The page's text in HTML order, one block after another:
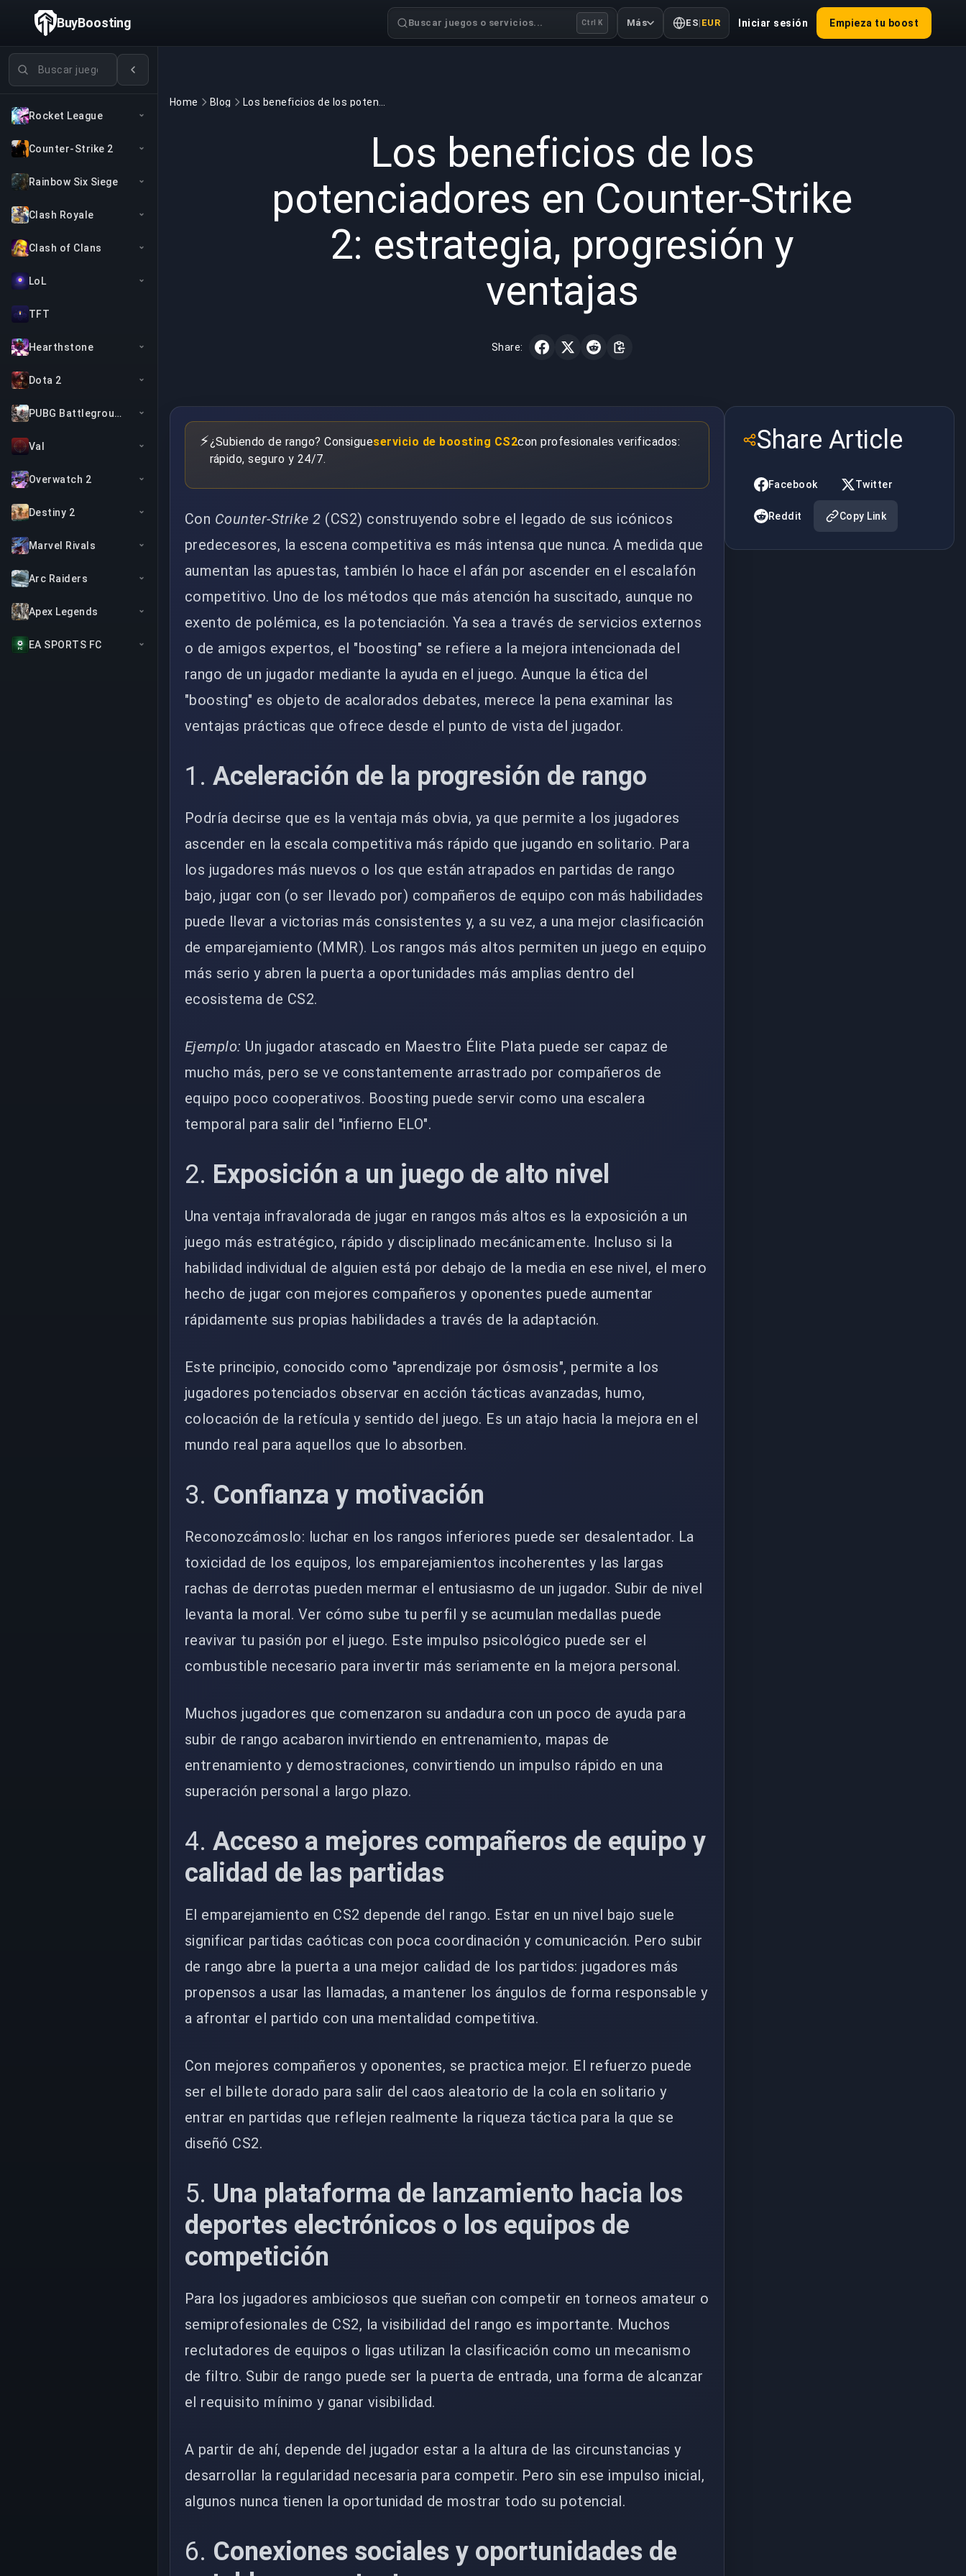
Buscar juegos
Rocket League
Counter-Strike 2
Rainbow Six Siege
Clash Royale
Clash of Clans
LoL
TFT
Hearthstone
Dota 2
PUBG Battlegrounds
Val
Overwatch 2
Destiny 2
Marvel Rivals
Arc Raiders
Apex Legends
EA SPORTS FC
BuyBoosting Buscar juegos o servicios... Ctrl K Más ES| EUR Iniciar sesión Empieza tu boost
Home Blog
Los beneficios de los
potenciadores en Counter-Strike
2: estrategia, progresión y
ventajas
Share:
⚡¿Subiendo de rango? Consigueservicio de boosting CS2con profesionales verificados:
rápido, seguro y 24/7.
Con Counter-Strike 2 (CS2) construyendo sobre el legado de sus icónicos
predecesores, la escena competitiva es más intensa que nunca. A medida que
aumentan las apuestas, también lo hace el afán por ascender en el escalafón
competitivo. Uno de los métodos que más atención ha suscitado, aunque no
exento de polémica, es la potenciación. Ya sea a través de servicios externos
o de amigos expertos, el "boosting" se refiere a la mejora intencionada del
rango de un jugador mediante la ayuda en el juego. Aunque la ética del
"boosting" es objeto de acalorados debates, merece la pena examinar las
ventajas prácticas que ofrece desde el punto de vista del jugador.
1. Aceleración de la progresión de rango
Podría decirse que es la ventaja más obvia, ya que permite a los jugadores
ascender en la escala competitiva más rápido que jugando en solitario. Para
los jugadores más nuevos o los que están atrapados en partidas de rango
bajo, jugar con (o ser llevado por) compañeros de equipo con más habilidades
puede llevar a victorias más consistentes y, a su vez, a una mejor clasificación
de emparejamiento (MMR). Los rangos más altos permiten un juego en equipo
más serio y abren la puerta a oportunidades más amplias dentro del
ecosistema de CS2.
Ejemplo: Un jugador atascado en Maestro Élite Plata puede ser capaz de
mucho más, pero se ve constantemente arrastrado por compañeros de
equipo poco cooperativos. Boosting puede servir como una escalera
temporal para salir del "infierno ELO".
2. Exposición a un juego de alto nivel
Una ventaja infravalorada de jugar en rangos más altos es la exposición a un
juego más estratégico, rápido y disciplinado mecánicamente. Incluso si la
habilidad individual de alguien está por debajo de la media en ese nivel, el mero
hecho de jugar con mejores compañeros y oponentes puede aumentar
rápidamente sus propias habilidades a través de la adaptación.
Este principio, conocido como "aprendizaje por ósmosis", permite a los
jugadores potenciados observar en acción tácticas avanzadas, humo,
colocación de la retícula y sentido del juego. Es un atajo hacia la mejora en el
mundo real para aquellos que lo absorben.
3. Confianza y motivación
Reconozcámoslo: luchar en los rangos inferiores puede ser desalentador. La
toxicidad de los equipos, los emparejamientos incoherentes y las largas
rachas de derrotas pueden mermar el entusiasmo de un jugador. Subir de nivel
levanta la moral. Ver cómo sube tu perfil y se acumulan medallas puede
reavivar tu pasión por el juego. Este impulso psicológico puede ser el
combustible necesario para invertir más seriamente en la mejora personal.
Muchos jugadores que comenzaron su andadura con un poco de ayuda para
subir de rango acabaron invirtiendo en entrenamiento, mapas de
entrenamiento y demostraciones, convirtiendo un impulso rápido en una
superación personal a largo plazo.
4. Acceso a mejores compañeros de equipo y
calidad de las partidas
El emparejamiento en CS2 depende del rango. Estar en un nivel bajo suele
significar partidas caóticas con poca coordinación y comunicación. Pero subir
de rango abre la puerta a una mejor calidad de los partidos: jugadores más
propensos a usar las llamadas, a mantener los ángulos de forma responsable y
a afrontar el partido con una mentalidad competitiva.
Con mejores compañeros y oponentes, se practica mejor. El refuerzo puede
ser el billete dorado para salir del caos aleatorio de la cola en solitario y
entrar en partidas que reflejen realmente la riqueza táctica para la que se
diseñó CS2.
5. Una plataforma de lanzamiento hacia los
deportes electrónicos o los equipos de
competición
Para los jugadores ambiciosos que sueñan con competir en torneos amateur o
semiprofesionales de CS2, la visibilidad del rango es importante. Muchos
reclutadores de equipos o ligas utilizan la clasificación como un mecanismo
de filtro. Subir de rango puede ser la puerta de entrada, una forma de alcanzar
el requisito mínimo y ganar visibilidad.
A partir de ahí, depende del jugador estar a la altura de las circunstancias y
desarrollar la regularidad necesaria para competir. Pero sin ese impulso inicial,
algunos nunca tienen la oportunidad de mostrar todo su potencial.
6. Conexiones sociales y oportunidades de
Share Article
Facebook Twitter
Reddit Copy Link